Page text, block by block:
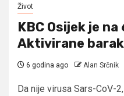
Život
KBC Osijek je
Aktivirane
6 godina ago Alan Srčnik
Da nije virusa Sars-CoV-